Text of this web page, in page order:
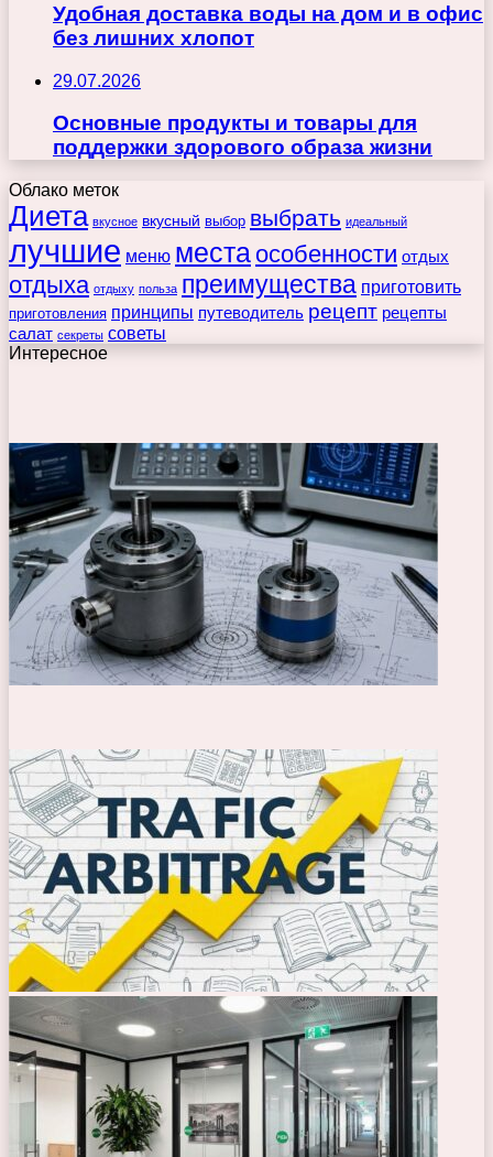
Удобная доставка воды на дом и в офис
без лишних хлопот
29.07.2026
Основные продукты и товары для
поддержки здорового образа жизни
Облако меток
Диета вкусное вкусный выбор выбрать идеальный
лучшие меню места особенности отдых
отдыха отдыху польза преимущества приготовить
приготовления принципы путеводитель рецепт рецепты
салат секреты советы
Интересное